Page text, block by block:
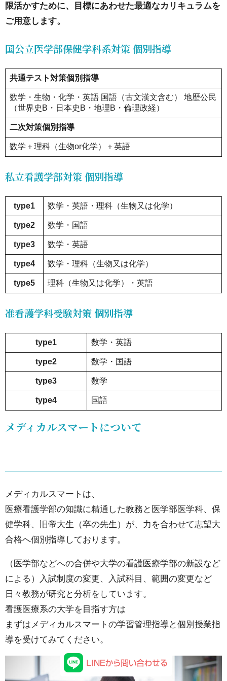
当（場
っては
15.6.
06自習
力を高
める個
別指導
15.7.
のある
志望動
機書を
指導、
丁寧に
添削
08定期
テスト
と合格
を同時
サポー
16.
ルス
トの
指導
16.1.
カルス
マート
の学習
計画表
限活かすために、目標にあわせた最適なカリキュラムを
ご用意します。
国公立医学部保健学科系対策個別指導
共通テスト対策個別指導
数学・生物・化学・英語 国語（古文漢文含む） 地歴公民
（世界史B・日本史B・地理B・倫理政経）
二次対策個別指導
数学＋理科（生物or化学）＋英語
私立看護学部対策個別指導
type1 数学・英語・理科（生物又は化学）
type2 数学・国語
type3 数学・英語
type4 数学・理科（生物又は化学）
type5 理科（生物又は化学）・英語
准看護学科受験対策個別指導
type1 数学・英語
type2 数学・国語
type3 数学
type4 国語
メディカルスマートについて
メディカルスマートは、
医療看護学部の知識に精通した教務と医学部医学科、保
健学科、旧帝大生（卒の先生）が、力を合わせて志望大
合格へ個別指導しております。
（医学部などへの合併や大学の看護医療学部の新設など
による）入試制度の変更、入試科目、範囲の変更など
日々教務が研究と分析をしています。
看護医療系の大学を目指す方は
まずはメディカルスマートの学習管理指導と個別授業指
導を受けてみてください。